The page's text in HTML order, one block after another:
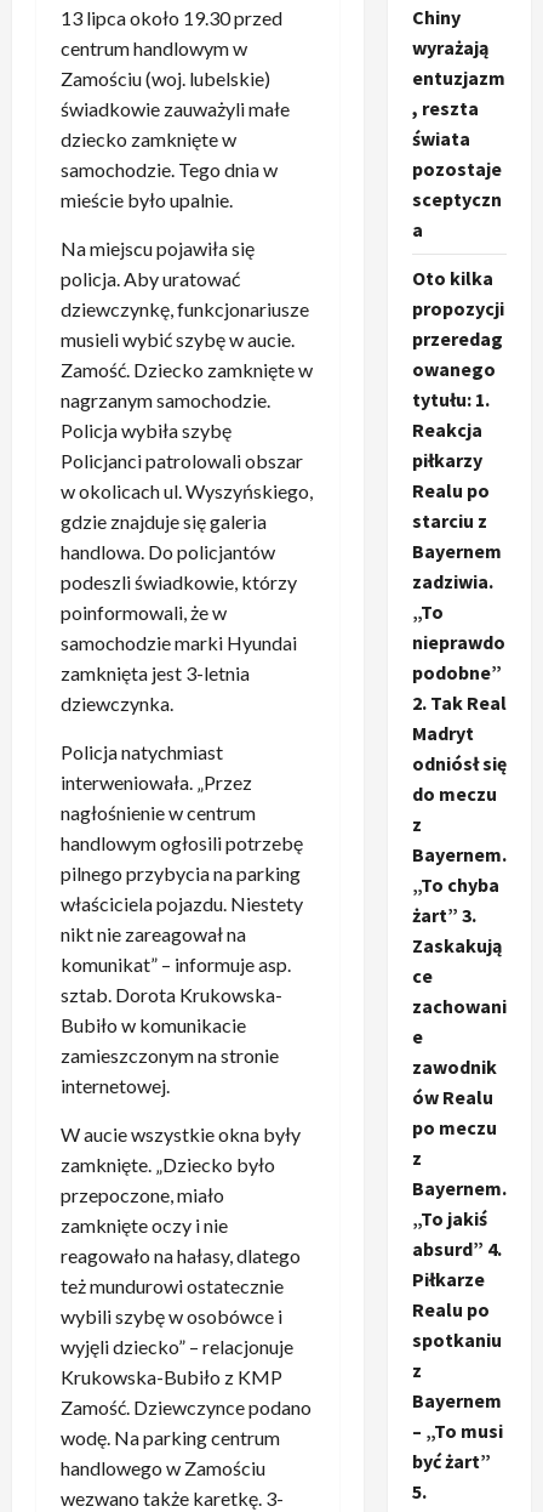
13 lipca około 19.30 przed
centrum handlowym w
Zamościu (woj. lubelskie)
świadkowie zauważyli małe
dziecko zamknięte w
samochodzie. Tego dnia w
mieście było upalnie.
Na miejscu pojawiła się
policja. Aby uratować
dziewczynkę, funkcjonariusze
musieli wybić szybę w aucie.
Zamość. Dziecko zamknięte w
nagrzanym samochodzie.
Policja wybiła szybę
Policjanci patrolowali obszar
w okolicach ul. Wyszyńskiego,
gdzie znajduje się galeria
handlowa. Do policjantów
podeszli świadkowie, którzy
poinformowali, że w
samochodzie marki Hyundai
zamknięta jest 3-letnia
dziewczynka.
Policja natychmiast
interweniowała. „Przez
nagłośnienie w centrum
handlowym ogłosili potrzebę
pilnego przybycia na parking
właściciela pojazdu. Niestety
nikt nie zareagował na
komunikat” – informuje asp.
sztab. Dorota Krukowska-
Bubiło w komunikacie
zamieszczonym na stronie
internetowej.
W aucie wszystkie okna były
zamknięte. „Dziecko było
przepoczone, miało
zamknięte oczy i nie
reagowało na hałasy, dlatego
też mundurowi ostatecznie
wybili szybę w osobówce i
wyjęli dziecko” – relacjonuje
Krukowska-Bubiło z KMP
Zamość. Dziewczynce podano
wodę. Na parking centrum
handlowego w Zamościu
wezwano także karetkę. 3-
Chiny
wyrażają
entuzjazm
, reszta
świata
pozostaje
sceptyczn
a
Oto kilka
propozycji
przeredag
owanego
tytułu: 1.
Reakcja
piłkarzy
Realu po
starciu z
Bayernem
zadziwia.
„To
nieprawdo
podobne”
2. Tak Real
Madryt
odniósł się
do meczu
z
Bayernem.
„To chyba
żart” 3.
Zaskakują
ce
zachowani
e
zawodnik
ów Realu
po meczu
z
Bayernem.
„To jakiś
absurd” 4.
Piłkarze
Realu po
spotkaniu
z
Bayernem
– „To musi
być żart”
5.